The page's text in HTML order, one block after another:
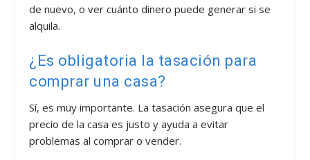
de nuevo, o ver cuánto dinero puede generar si se
alquila.
¿Es obligatoria la tasación para
comprar una casa?
Sí, es muy importante. La tasación asegura que el
precio de la casa es justo y ayuda a evitar
problemas al comprar o vender.